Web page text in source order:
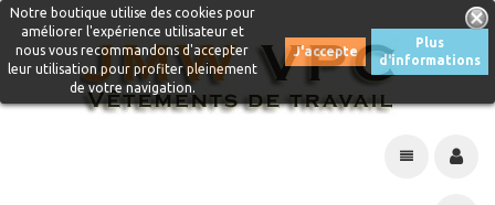
Notre boutique utilise des cookies pour
améliorer l'expérience utilisateur et
nous vous recommandons d'accepter
leur utilisation pour profiter pleinement
de votre navigation.
J'accepte
Plus
d'informations